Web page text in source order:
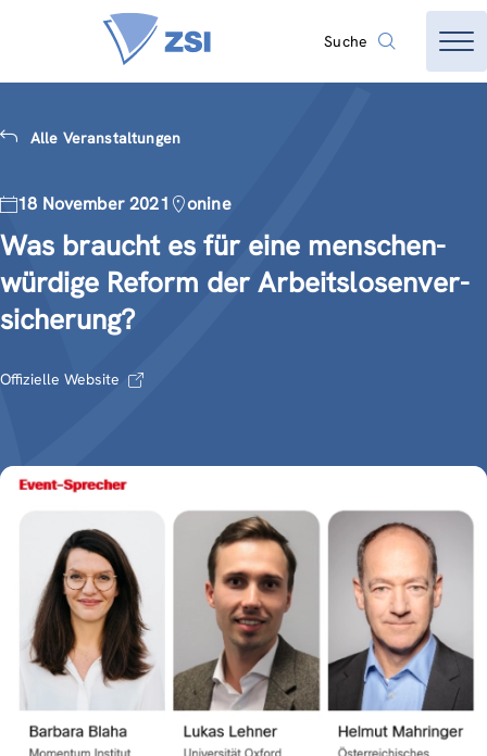
Suche
Alle Veranstaltungen
18 November 2021 onine
Was braucht es für eine menschen­
würdige Reform der Arbeits­losen­ver­
sicherung?
Offizielle Website